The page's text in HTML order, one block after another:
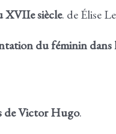
XVIIe siècle. de Élise
du féminin
de Victor Hugo.